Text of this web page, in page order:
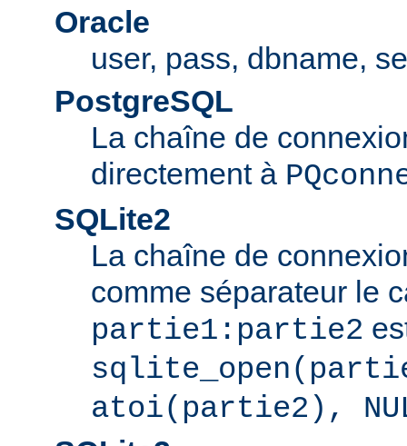
Oracle
user, pass, dbname,
PostgreSQL
La chaîne de
directement à
SQLite2
La chaîne de
comme séparateur le
partie1:partie2
atoi(partie2),